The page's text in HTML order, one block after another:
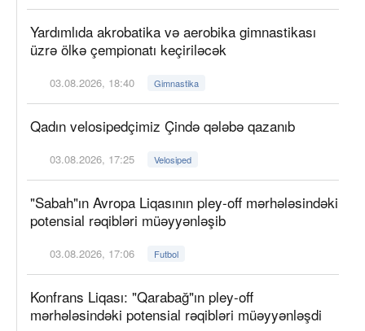
Yardımlıda akrobatika və aerobika gimnastikası
üzrə ölkə çempionatı keçiriləcək
03.08.2026, 18:40 Gimnastika
Qadın velosipedçimiz Çində qələbə qazanıb
03.08.2026, 17:25 Velosiped
"Sabah"ın Avropa Liqasının pley-off mərhələsindəki
potensial rəqibləri müəyyənləşib
03.08.2026, 17:06 Futbol
Konfrans Liqası: "Qarabağ"ın pley-off
mərhələsindəki potensial rəqibləri müəyyənləşdi